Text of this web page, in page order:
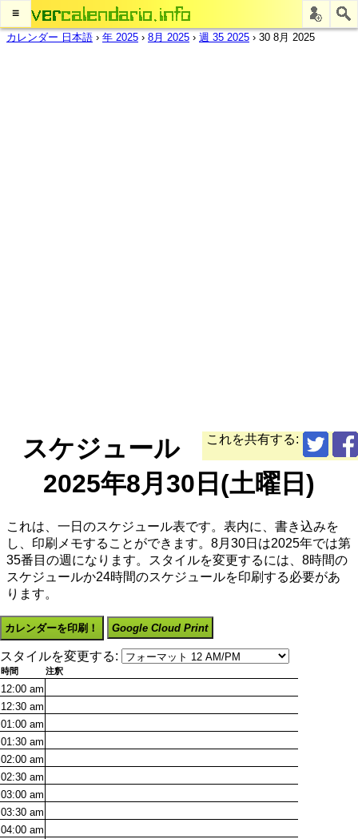
≡
カレンダー 日本語 › 年 2025 › 8月 2025 › 週 35 2025 › 30 8月 2025
これを共有する:
スケジュール
2025年8月30日(土曜日)
これは、一日のスケジュール表です。表内に、書き込みを
し、印刷メモすることができます。8月30日は2025年では第
35番目の週になります。スタイルを変更するには、8時間の
スケジュールか24時間のスケジュールを印刷する必要があ
ります。
カレンダーを印刷！ Google Cloud Print
スタイルを変更する:
時間 注釈
12:00 am
12:30 am
01:00 am
01:30 am
02:00 am
02:30 am
03:00 am
03:30 am
04:00 am